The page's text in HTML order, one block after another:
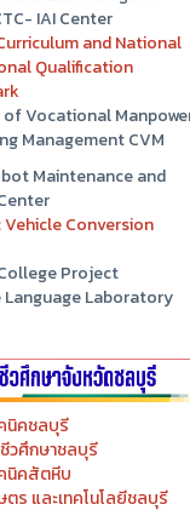
Technical College
Intelligent
IAI Center
and National
Qualification
Vocational Manpower
Management CVM
Maintenance and
Project
Language Laboratory